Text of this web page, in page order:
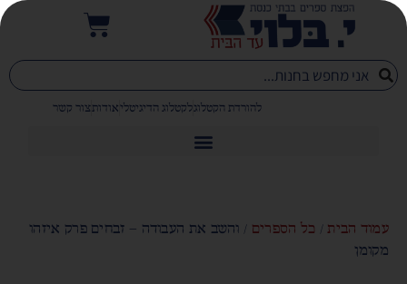
להורדת הקטלוגלקטלוג הדיגיטליאודותצור קשר
עמוד הבית/ כל הספרים / והשב את העבודה – זבחים פרק איזהו
מקומן